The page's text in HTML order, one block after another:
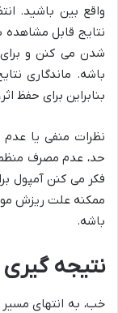
واقع بین باشید.
باشه. ماندگاری
بنابراین برای حفظ
نظرات منفی یا
حد، عدم مصرف
فکر می کنن آمپول
ممکنه علت ریزش
باشه.
نتیجه